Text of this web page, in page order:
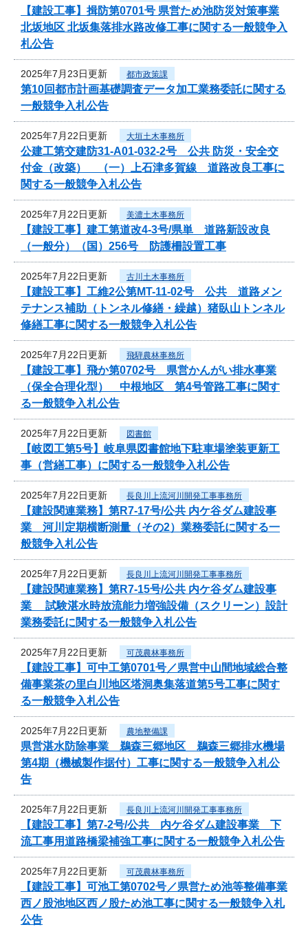
【建設工事】揖防第0701号 県営ため池防災対策事業
北坂地区 北坂集落排水路改修工事に関する一般競争入
札公告
2025年7月23日更新 都市政策課
第10回都市計画基礎調査データ加工業務委託に関する
一般競争入札公告
2025年7月22日更新 大垣土木事務所
公建工第交建防31-A01-032-2号 公共 防災・安全交
付金（改築） （一）上石津多賀線 道路改良工事に
関する一般競争入札公告
2025年7月22日更新 美濃土木事務所
【建設工事】建工第道改4-3号/県単 道路新設改良
（一般分）（国）256号 防護柵設置工事
2025年7月22日更新 古川土木事務所
【建設工事】工維2公第MT-11-02号 公共 道路メン
テナンス補助（トンネル修繕・繰越）猪臥山トンネル
修繕工事に関する一般競争入札公告
2025年7月22日更新 飛騨農林事務所
【建設工事】飛か第0702号 県営かんがい排水事業
（保全合理化型） 中根地区 第4号管路工事に関す
る一般競争入札公告
2025年7月22日更新 図書館
【岐図工第5号】岐阜県図書館地下駐車場塗装更新工
事（営繕工事）に関する一般競争入札公告
2025年7月22日更新 長良川上流河川開発工事事務所
【建設関連業務】第R7-17号/公共 内ケ谷ダム建設事
業 河川定期横断測量（その2）業務委託に関する一
般競争入札公告
2025年7月22日更新 長良川上流河川開発工事事務所
【建設関連業務】第R7-15号/公共 内ケ谷ダム建設事
業 試験湛水時放流能力増強設備（スクリーン）設計
業務委託に関する一般競争入札公告
2025年7月22日更新 可茂農林事務所
【建設工事】可中工第0701号／県営中山間地域総合整
備事業茶の里白川地区塔洞奥集落道第5号工事に関す
る一般競争入札公告
2025年7月22日更新 農地整備課
県営湛水防除事業 鵜森三郷地区 鵜森三郷排水機場
第4期（機械製作据付）工事に関する一般競争入札公
告
2025年7月22日更新 長良川上流河川開発工事事務所
【建設工事】第7-2号/公共 内ケ谷ダム建設事業 下
流工事用道路橋梁補強工事に関する一般競争入札公告
2025年7月22日更新 可茂農林事務所
【建設工事】可池工第0702号／県営ため池等整備事業
西ノ股池地区西ノ股ため池工事に関する一般競争入札
公告